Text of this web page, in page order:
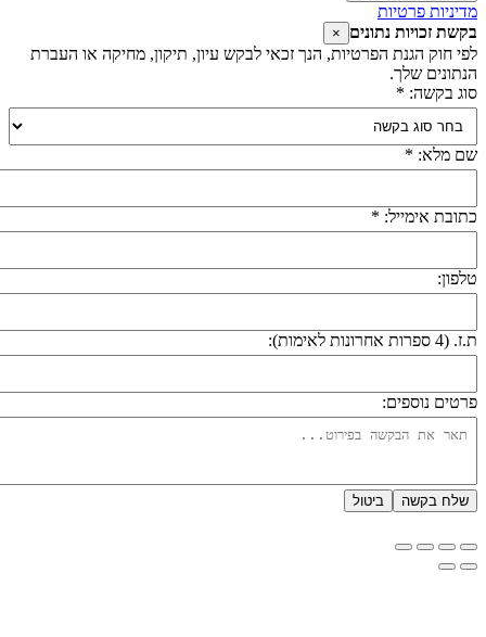
פרטיות
זכויות נתונים ×
חוק הגנת הפרטיות, הנך זכאי לבקש עיון, תיקון, מחיקה או העברת
שלך.
בקשה: *
מלא: *
אימייל: *
אחרונות לאימות):
נוספים:
שלח בקשה ביטול